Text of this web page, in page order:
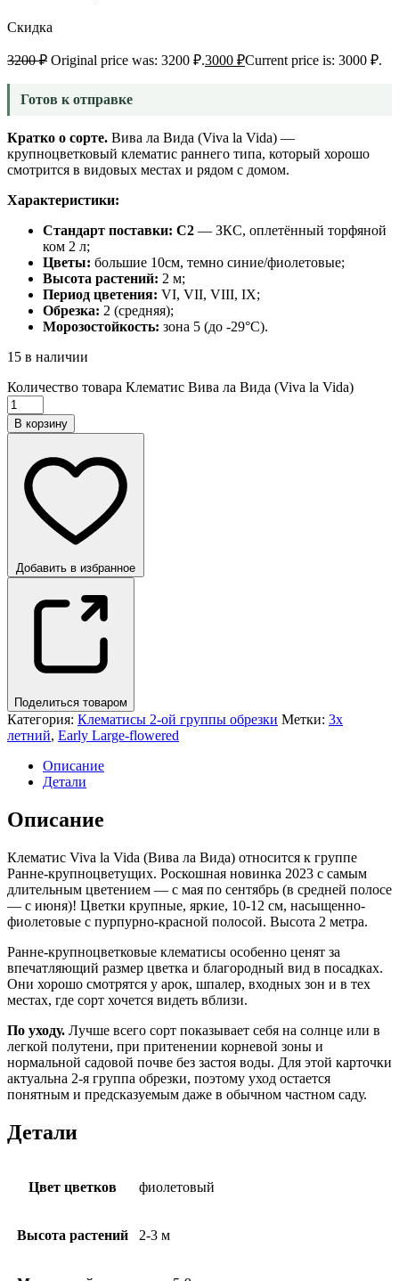
Скидка
3200₽ Original price was: 3200 ₽.3000 ₽Current price is: 3000 ₽.
Готов к отправке
Кратко о сорте. Вива ла Вида (Viva la Vida) —
крупноцветковый клематис раннего типа, который хорошо
смотрится в видовых местах и рядом с домом.
Характеристики:
Стандарт поставки: С2 — ЗКС, оплетённый торфяной
ком 2 л;
Цветы: большие 10см, темно синие/фиолетовые;
Высота растений: 2 м;
Период цветения: VI, VII, VIII, IX;
Обрезка: 2 (средняя);
Морозостойкость: зона 5 (до -29°C).
15 в наличии
Количество товара Клематис Вива ла Вида (Viva la Vida)
В корзину
Добавить в избранное
Поделиться товаром
Категория: Клематисы 2-ой группы обрезки Метки: 3х
летний, Early Large-flowered
Описание
Детали
Описание
Клематис Viva la Vida (Вива ла Вида) относится к группе
Ранне-крупноцветущих. Роскошная новинка 2023 с самым
длительным цветением — с мая по сентябрь (в средней полосе
— с июня)! Цветки крупные, яркие, 10-12 см, насыщенно-
фиолетовые с пурпурно-красной полосой. Высота 2 метра.
Ранне-крупноцветковые клематисы особенно ценят за
впечатляющий размер цветка и благородный вид в посадках.
Они хорошо смотрятся у арок, шпалер, входных зон и в тех
местах, где сорт хочется видеть вблизи.
По уходу. Лучше всего сорт показывает себя на солнце или в
легкой полутени, при притенении корневой зоны и
нормальной садовой почве без застоя воды. Для этой карточки
актуальна 2-я группа обрезки, поэтому уход остается
понятным и предсказуемым даже в обычном частном саду.
Детали
Цвет цветков фиолетовый
Высота растений 2-3 м